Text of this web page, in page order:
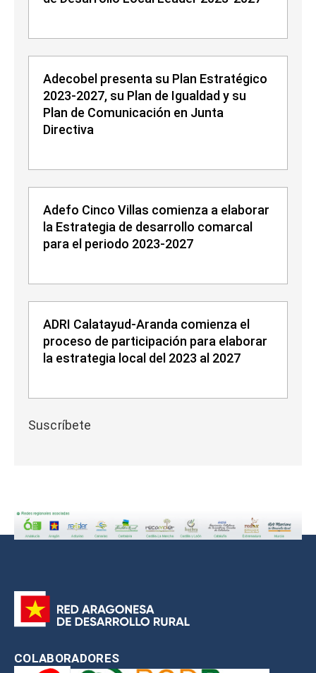
Adecobel presenta su Plan Estratégico
2023-2027, su Plan de Igualdad y su
Plan de Comunicación en Junta
Directiva
Adefo Cinco Villas comienza a elaborar
la Estrategia de desarrollo comarcal
para el periodo 2023-2027
ADRI Calatayud-Aranda comienza el
proceso de participación para elaborar
la estrategia local del 2023 al 2027
Suscríbete
COLABORADORES